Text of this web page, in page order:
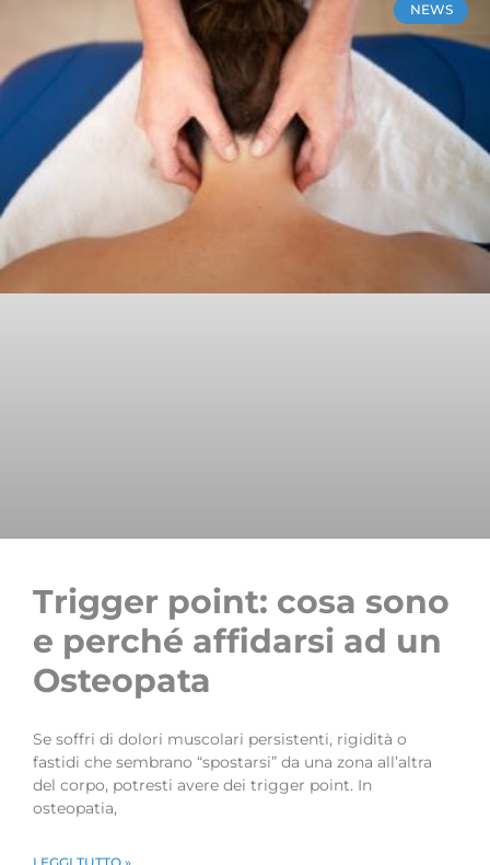
NEWS
Trigger point: cosa sono
e perché affidarsi ad un
Osteopata
Se soffri di dolori muscolari persistenti, rigidità o
fastidi che sembrano “spostarsi” da una zona all’altra
del corpo, potresti avere dei trigger point. In
osteopatia,